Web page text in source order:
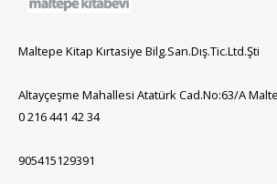
Maltepe Kitap Kırtasiye Bilg.San.Dış.Tic.Ltd.Şti
Altayçeşme Mahallesi Atatürk Cad.No:63/A
0 216 441 42 34
905415129391